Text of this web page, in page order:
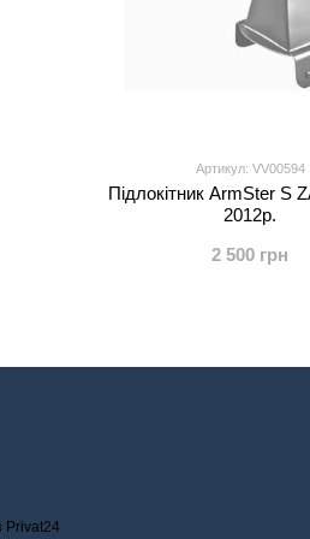
Артикул: VV00594
Підлокітник ArmSter S
2012р.
2 500 грн